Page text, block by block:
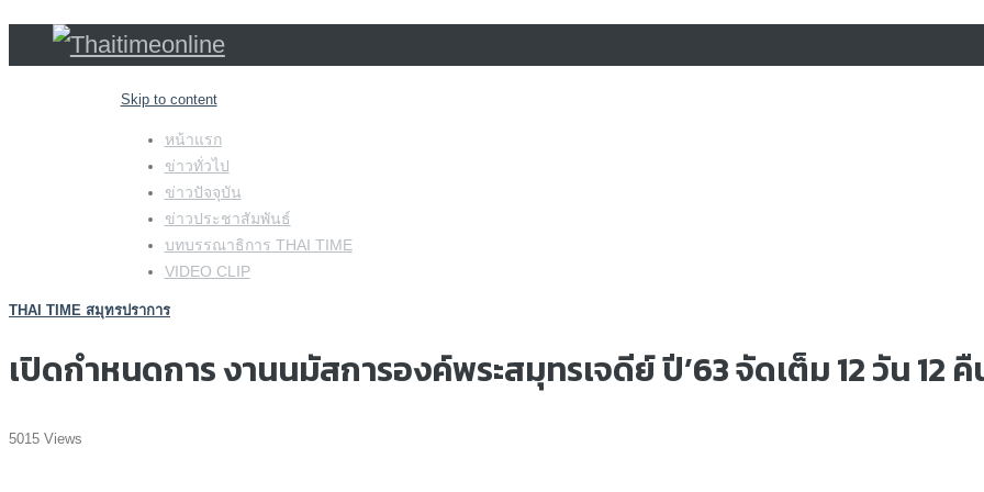
Skip to content
หน้าแรก
ข่าวทั่วไป
ข่าวปัจจุบัน
ข่าวประชาสัมพันธ์
บทบรรณาธิการ THAI TIME
VIDEO CLIP
THAI TIME สมุทรปราการ
เปิดกำหนดการ งานนมัสการองค์พระสมุทรเจดีย์ ปี’63 จัดเต็ม 12 วัน 12
5015 Views